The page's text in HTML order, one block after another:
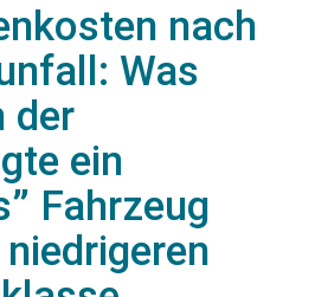
nach
Was
der
ein
Fahrzeug